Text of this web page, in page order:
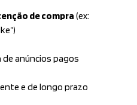
de compra (ex:
de anúncios pagos
e de longo prazo